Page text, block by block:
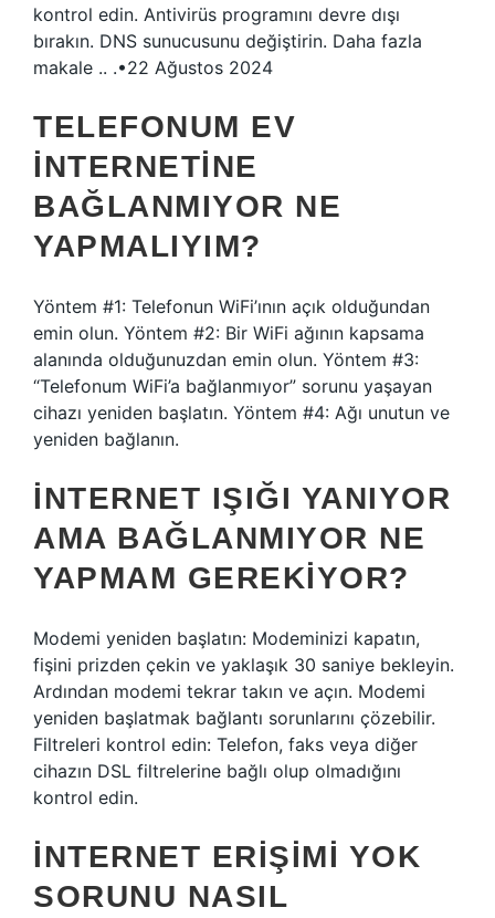
kontrol edin. Antivirüs programını devre dışı
bırakın. DNS sunucusunu değiştirin. Daha fazla
makale .. .•22 Ağustos 2024
TELEFONUM EV
INTERNETINE
BAĞLANMIYOR NE
YAPMALIYIM?
Yöntem #1: Telefonun WiFi’ının açık olduğundan
emin olun. Yöntem #2: Bir WiFi ağının kapsama
alanında olduğunuzdan emin olun. Yöntem #3:
“Telefonum WiFi’a bağlanmıyor” sorunu yaşayan
cihazı yeniden başlatın. Yöntem #4: Ağı unutun ve
yeniden bağlanın.
İNTERNET IŞIĞI YANIYOR
AMA BAĞLANMIYOR NE
YAPMAM GEREKIYOR?
Modemi yeniden başlatın: Modeminizi kapatın,
fişini prizden çekin ve yaklaşık 30 saniye bekleyin.
Ardından modemi tekrar takın ve açın. Modemi
yeniden başlatmak bağlantı sorunlarını çözebilir.
Filtreleri kontrol edin: Telefon, faks veya diğer
cihazın DSL filtrelerine bağlı olup olmadığını
kontrol edin.
İNTERNET ERIŞIMI YOK
SORUNU NASIL